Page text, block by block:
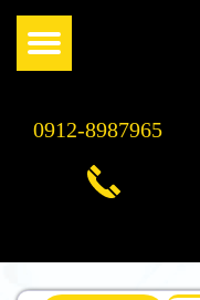
0912-8987965